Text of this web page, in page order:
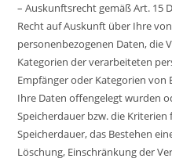
– Auskunftsrecht gemäß Art. 15
Recht auf Auskunft über Ihre
personenbezogenen Daten, die
Kategorien der verarbeiteten
Empfänger oder Kategorien von
Ihre Daten offengelegt wurden
Speicherdauer bzw. die Kriterien
Speicherdauer, das Bestehen
Löschung, Einschränkung der